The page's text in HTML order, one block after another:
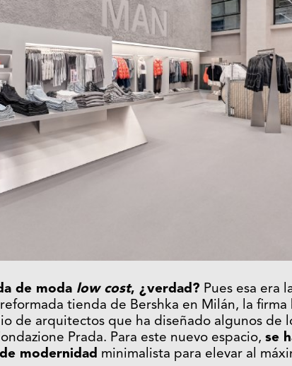
de moda low cost, ¿verdad? Pues esa era
tienda de Bershka en Milán, la firma
de arquitectos que ha diseñado algunos de
Prada. Para este nuevo espacio, se
modernidad minimalista para elevar al